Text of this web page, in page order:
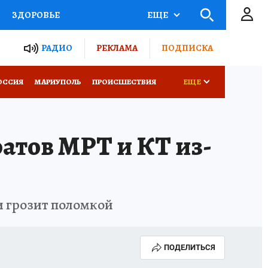
ЗДОРОВЬЕ
РОССИИ
РАБОТА У НАС
ЕЩЕ
РАДИО РЕКЛАМА ПОДПИСКА
МАРИУПОЛЬ ПРОИСШЕСТВИЯ ЕЩЕ
МРТ и КТ из-
грозит поломкой
ПОДЕЛИТЬСЯ